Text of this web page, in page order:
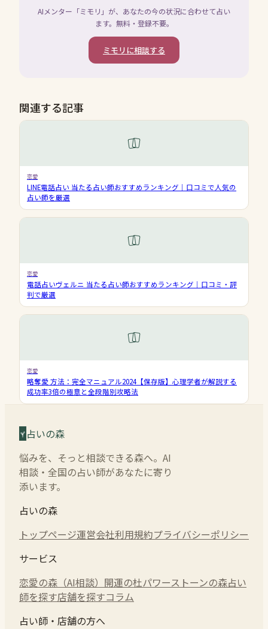
AIメンター「ミモリ」が、あなたの今の状況に合わせて占い
ます。無料・登録不要。
ミモリに相談する
関連する記事
恋愛
LINE電話占い 当たる占い師おすすめランキング｜口コミで人気の
占い師を厳選
恋愛
電話占いヴェルニ 当たる占い師おすすめランキング｜口コミ・評
判で厳選
恋愛
略奪愛 方法：完全マニュアル2024【保存版】心理学者が解説する
成功率3倍の極意と全段階別攻略法
占いの森
悩みを、そっと相談できる森へ。AI
相談・全国の占い師があなたに寄り
添います。
占いの森
トップページ運営会社利用規約プライバシーポリシー
サービス
恋愛の森（AI相談） 開運の杜パワーストーンの森占い
師を探す店舗を探すコラム
占い師・店舗の方へ